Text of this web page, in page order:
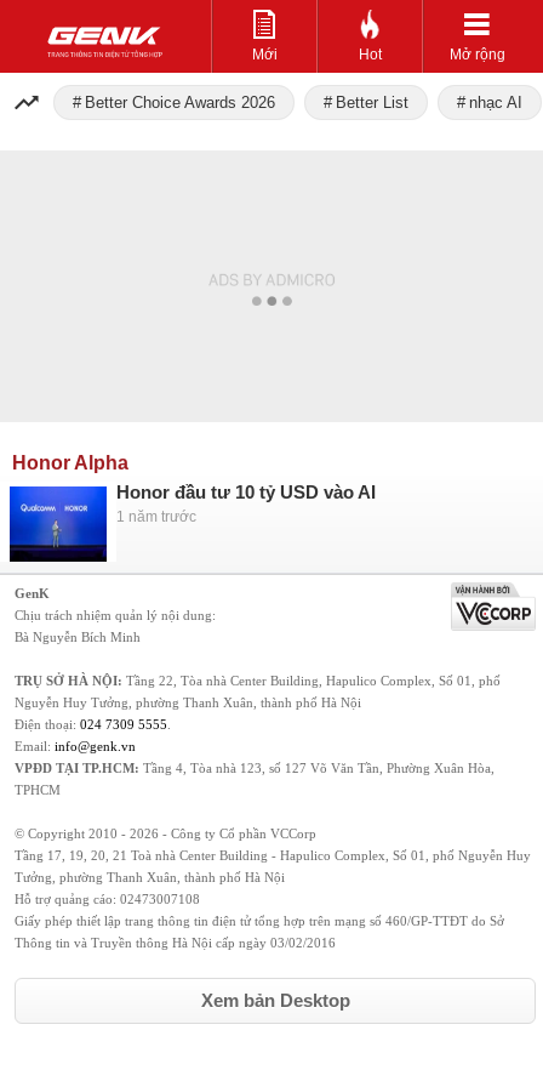
Mới Hot Mở rộng
Better Choice Awards 2026 Better List nhạc AI
Honor Alpha
Honor đầu tư 10 tỷ USD vào AI
1 năm trước
GenK
Chịu trách nhiệm quản lý nội dung:
Bà Nguyễn Bích Minh
TRỤ SỞ HÀ NỘI: Tầng 22, Tòa nhà Center Building, Hapulico Complex, Số 01, phố
Nguyễn Huy Tưởng, phường Thanh Xuân, thành phố Hà Nội
Điện thoại: 024 7309 5555
Email: info@genk.vn
VPĐD TẠI TP.HCM: Tầng 4, Tòa nhà 123, số 127 Võ Văn Tần, Phường Xuân Hòa,
TPHCM
© Copyright 2010 - 2026 - Công ty Cổ phần VCCorp
Tầng 17, 19, 20, 21 Toà nhà Center Building - Hapulico Complex, Số 01, phố Nguyễn Huy
Tưởng, phường Thanh Xuân, thành phố Hà Nội
Hỗ trợ quảng cáo: 02473007108
Giấy phép thiết lập trang thông tin điện tử tổng hợp trên mạng số 460/GP-TTĐT do Sở
Thông tin và Truyền thông Hà Nội cấp ngày 03/02/2016
Xem bản Desktop